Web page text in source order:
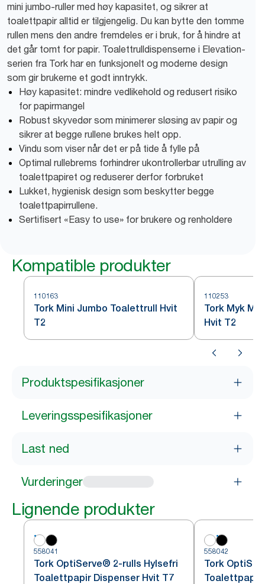
mini jumbo-ruller med høy kapasitet, og sikrer at
toalettpapir alltid er tilgjengelig. Du kan bytte den tomme
rullen mens den andre fremdeles er i bruk, for å hindre at
det går tomt for papir. Toalettrulldispenserne i Elevation-
serien fra Tork har en funksjonelt og moderne design
som gir brukerne et godt inntrykk.
Høy kapasitet: mindre vedlikehold og redusert risiko
for papirmangel
Robust skyvedør som minimerer sløsing av papir og
sikrer at begge rullene brukes helt opp.
Vindu som viser når det er på tide å fylle på
Optimal rullebrems forhindrer ukontrollerbar utrulling av
toalettpapiret og reduserer derfor forbruket
Lukket, hygienisk design som beskytter begge
toalettpapirrullene.
Sertifisert «Easy to use» for brukere og renholdere
Kompatible produkter
110163
Tork Mini Jumbo Toalettrull Hvit
T2
110253
Tork Myk
Hvit T2
Produktspesifikasjoner
Leveringsspesifikasjoner
Last ned
Vurderinger
Lignende produkter
558041
Tork OptiServe® 2-rulls Hylsefri
Toalettpapir Dispenser Hvit T7
558042
Tork
Toalettpapir